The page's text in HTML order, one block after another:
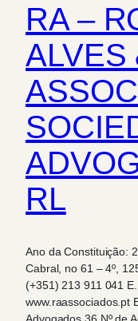
RA –
ALVES
RL
Ano da Constituição:
Cabral, no 61 – 4º,
(+351) 213 911 041
www.raassociados.pt